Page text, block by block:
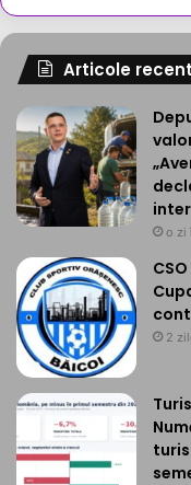
Articole
o zi
2